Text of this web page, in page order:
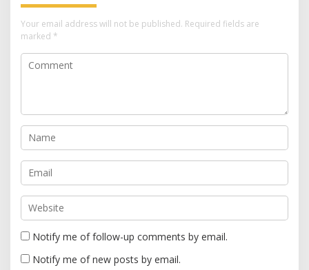
Your email address will not be published. Required fields are
marked *
Notify me of follow-up comments by email.
Notify me of new posts by email.